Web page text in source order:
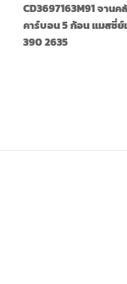
CD3697163M91 จานค
คาร์บอน 5 ก้อน แมสซี่ย์
390 2635